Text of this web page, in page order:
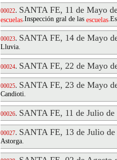
00022. SANTA FE, 11 de Mayo
escuelas.Inspección gral de las escuelas
00023. SANTA FE, 14 de Mayo
Lluvia.
00024. SANTA FE, 22 de Mayo
00025. SANTA FE, 23 de Mayo
Candioti.
00026. SANTA FE, 11 de Julio de
00027. SANTA FE, 13 de Julio de
Astorga.